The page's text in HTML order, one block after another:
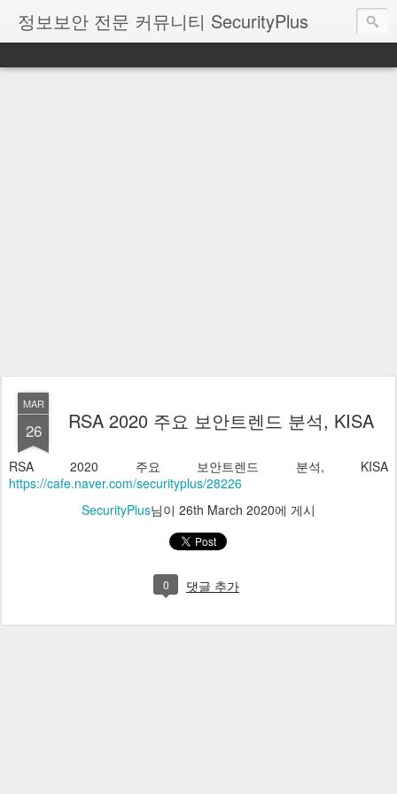
정보보안 전문 커뮤니티 SecurityPlus
MAR
26 RSA 2020 주요 보안트렌드 분석, KISA
RSA 2020 주요 보안트렌드 분석, KISA
https://cafe.naver.com/securityplus/28226
SecurityPlus님이 26th March 2020에 게시
0 댓글 추가